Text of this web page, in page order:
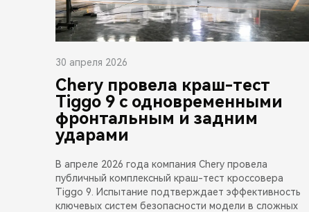
30 апреля 2026
Chery провела краш-тест
Tiggo 9 с одновременными
фронтальным и задним
ударами
В апреле 2026 года компания Chery провела
публичный комплексный краш-тест кроссовера
Tiggo 9. Испытание подтверждает эффективность
ключевых систем безопасности модели в сложных